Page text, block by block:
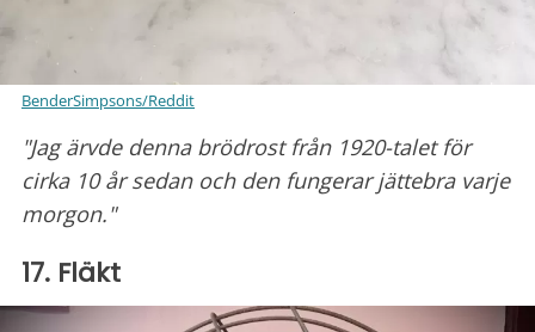
BenderSimpsons/Reddit
"Jag ärvde denna brödrost från 1920-talet för
cirka 10 år sedan och den fungerar jättebra varje
morgon."
17. Fläkt